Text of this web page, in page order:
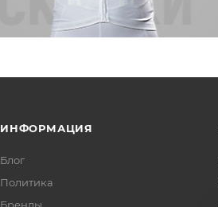
ИНФОРМАЦИЯ
Блог
Политика